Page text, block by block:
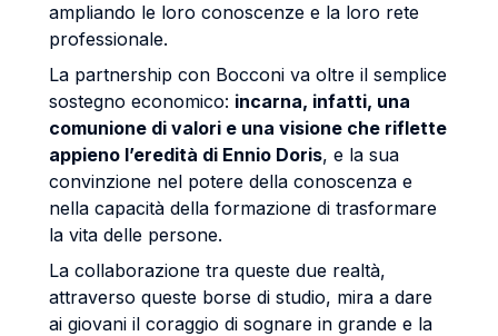
ampliando le loro conoscenze e la loro rete
professionale.
La partnership con Bocconi va oltre il semplice
sostegno economico: incarna, infatti, una
comunione di valori e una visione che riflette
appieno l’eredità di Ennio Doris, e la sua
convinzione nel potere della conoscenza e
nella capacità della formazione di trasformare
la vita delle persone.
La collaborazione tra queste due realtà,
attraverso queste borse di studio, mira a dare
ai giovani il coraggio di sognare in grande e la